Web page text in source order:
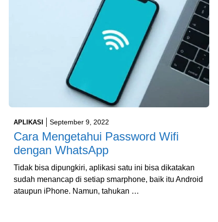
APLIKASI September 9, 2022
Cara Mengetahui Password Wifi
dengan WhatsApp
Tidak bisa dipungkiri, aplikasi satu ini bisa dikatakan
sudah menancap di setiap smarphone, baik itu Android
ataupun iPhone. Namun, tahukan …